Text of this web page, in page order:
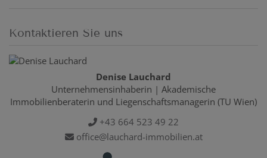
Kontaktieren Sie uns
Denise Lauchard
Unternehmensinhaberin | Akademische
Immobilienberaterin und Liegenschaftsmanagerin (TU Wien)
+43 664 523 49 22
office@lauchard-immobilien.at